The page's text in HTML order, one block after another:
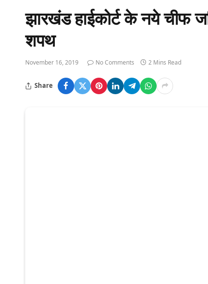
झारखंड हाईकोर्ट के नये चीफ
शपथ
November 16, 2019 No Comments 2 Mins Read
Share